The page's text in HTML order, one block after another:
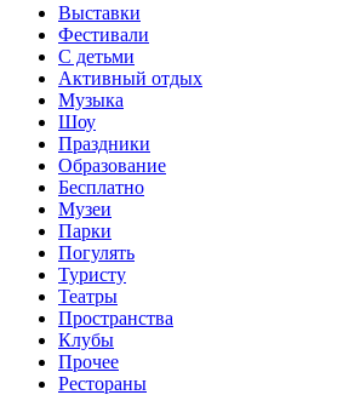
Выставки
Фестивали
С детьми
Активный отдых
Музыка
Шоу
Праздники
Образование
Бесплатно
Музеи
Парки
Погулять
Туристу
Театры
Пространства
Клубы
Прочее
Рестораны